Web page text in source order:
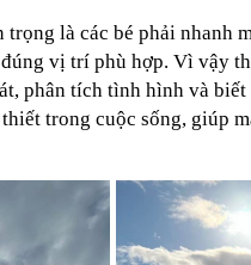
là các bé phải nhanh
vị trí phù hợp. Vì vậy
phân tích tình hình và
trong cuộc sống, giúp